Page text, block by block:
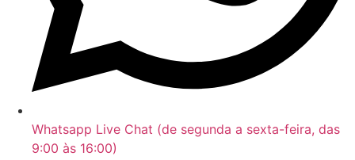
Whatsapp Live Chat (de segunda a sexta-feira, das
9:00 às 16:00)